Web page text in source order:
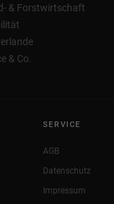
& Forstwirtschaft
& Co.
SERVICE
AGB
Datenschutz
Impressum